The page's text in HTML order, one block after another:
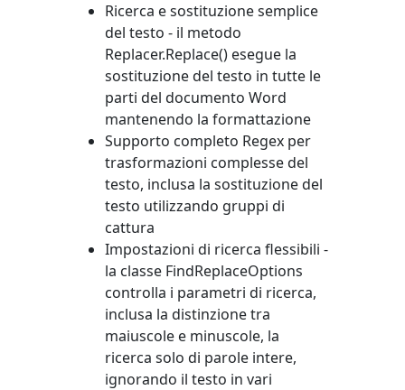
Ricerca e sostituzione semplice
del testo - il metodo
Replacer.Replace() esegue la
sostituzione del testo in tutte le
parti del documento Word
mantenendo la formattazione
Supporto completo Regex per
trasformazioni complesse del
testo, inclusa la sostituzione del
testo utilizzando gruppi di
cattura
Impostazioni di ricerca flessibili -
la classe FindReplaceOptions
controlla i parametri di ricerca,
inclusa la distinzione tra
maiuscole e minuscole, la
ricerca solo di parole intere,
ignorando il testo in vari